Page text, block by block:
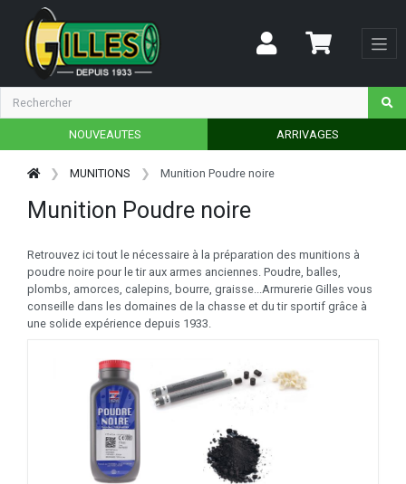
NOUVEAUTES ARRIVAGES
MUNITIONS Munition Poudre noire
Munition Poudre noire
Retrouvez ici tout le nécessaire à la préparation des munitions à
poudre noire pour le tir aux armes anciennes. Poudre, balles,
plombs, amorces, calepins, bourre, graisse...Armurerie Gilles vous
conseille dans les domaines de la chasse et du tir sportif grâce à
une solide expérience depuis 1933.